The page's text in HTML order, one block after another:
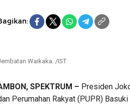
Waikaka. /IST
SPEKTRUM – Presiden
Perumahan Rakyat (PUPR)